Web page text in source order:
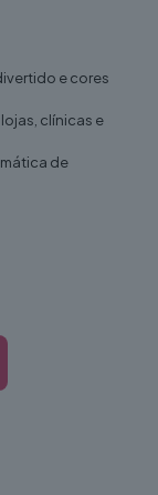
e cores
clínicas e
de